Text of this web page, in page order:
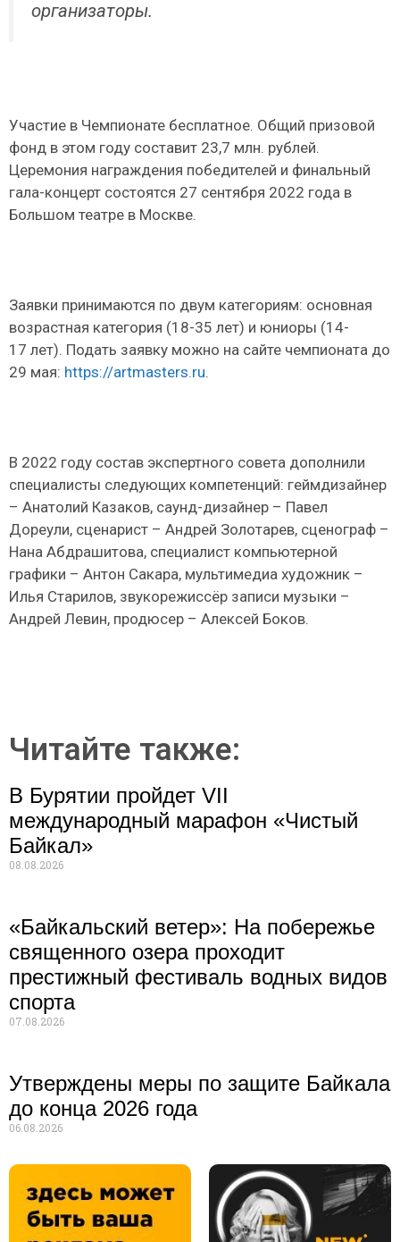
организаторы.
Участие в Чемпионате бесплатное. Общий призовой
фонд в этом году составит 23,7 млн. рублей.
Церемония награждения победителей и финальный
гала-концерт состоятся 27 сентября 2022 года в
Большом театре в Москве.
Заявки принимаются по двум категориям: основная
возрастная категория (18-35 лет) и юниоры (14-
17 лет). Подать заявку можно на сайте чемпионата до
29 мая: https://artmasters.ru.
В 2022 году состав экспертного совета дополнили
специалисты следующих компетенций: геймдизайнер
– Анатолий Казаков, саунд-дизайнер – Павел
Дореули, сценарист – Андрей Золотарев, сценограф –
Нана Абдрашитова, специалист компьютерной
графики – Антон Сакара, мультимедиа художник –
Илья Старилов, звукорежиссёр записи музыки –
Андрей Левин, продюсер – Алексей Боков.
Читайте также:
В Бурятии пройдет VII
международный марафон «Чистый
Байкал»
08.08.2026
«Байкальский ветер»: На побережье
священного озера проходит
престижный фестиваль водных видов
спорта
07.08.2026
Утверждены меры по защите Байкала
до конца 2026 года
06.08.2026